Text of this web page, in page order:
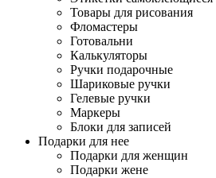
Товары для рисования
Фломастеры
Готовальни
Калькуляторы
Ручки подарочные
Шариковые ручки
Гелевые ручки
Маркеры
Блоки для записей
Подарки для нее
Подарки для женщин
Подарки жене